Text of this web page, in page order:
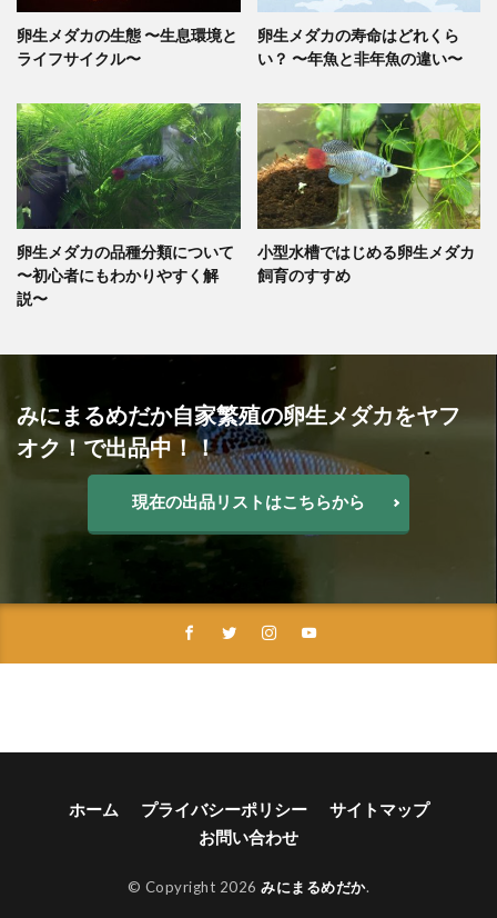
卵生メダカの生態 〜生息環境と
ライフサイクル〜
卵生メダカの寿命はどれくら
い？ 〜年魚と非年魚の違い〜
卵生メダカの品種分類について
〜初心者にもわかりやすく解
説〜
小型水槽ではじめる卵生メダカ
飼育のすすめ
みにまるめだか自家繁殖の卵生メダカをヤフ
オク！で出品中！！
現在の出品リストはこちらから
ホーム プライバシーポリシー
サイトマップ
お問い合わせ
© Copyright 2026みにまるめだか.